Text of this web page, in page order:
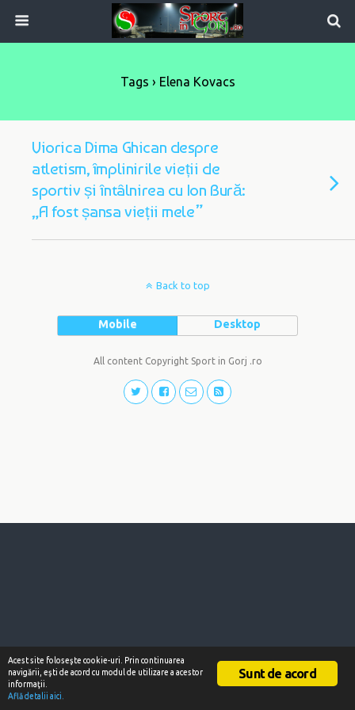
Tags › Elena Kovacs
Viorica Dima Ghican despre
atletism, împlinirile vieții de
sportiv și întâlnirea cu Ion Bură:
„A fost șansa vieții mele”
Back to top
Mobile Desktop
All content Copyright Sport in Gorj .ro
Sunt de acord
Acest site foloseşte cookie-uri. Prin continuarea
navigării, eşti de acord cu modul de utilizare a acestor
informaţii.
Află detalii aici.